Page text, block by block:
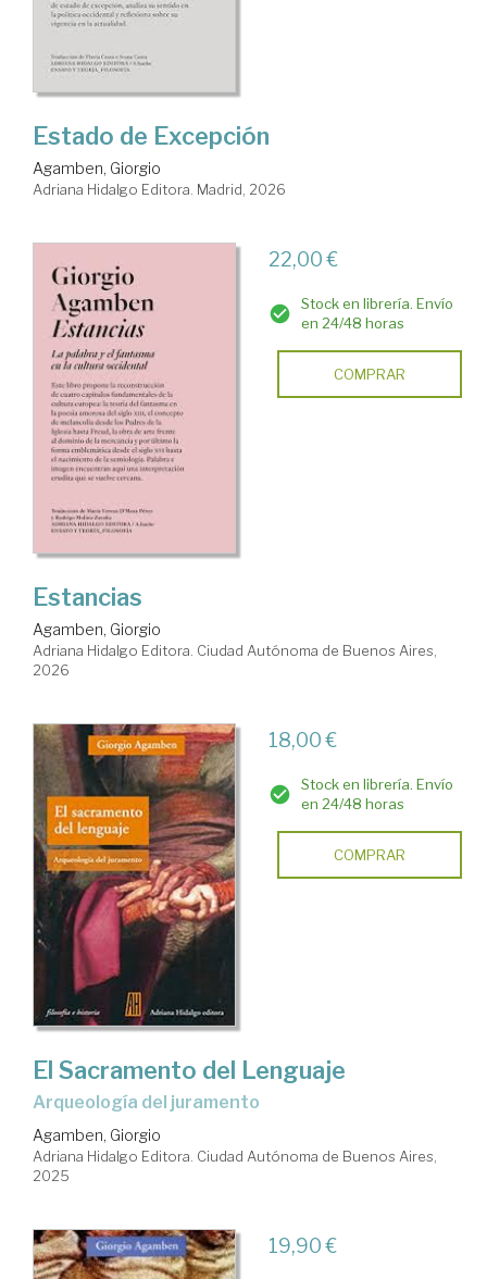
Estado de Excepción
Agamben, Giorgio
Adriana Hidalgo Editora. Madrid, 2026
22,00 €
Stock en librería. Envío
en 24/48 horas
COMPRAR
Estancias
Agamben, Giorgio
Adriana Hidalgo Editora. Ciudad Autónoma de Buenos Aires,
2026
18,00 €
Stock en librería. Envío
en 24/48 horas
COMPRAR
El Sacramento del Lenguaje
Arqueología del juramento
Agamben, Giorgio
Adriana Hidalgo Editora. Ciudad Autónoma de Buenos Aires,
2025
19,90 €